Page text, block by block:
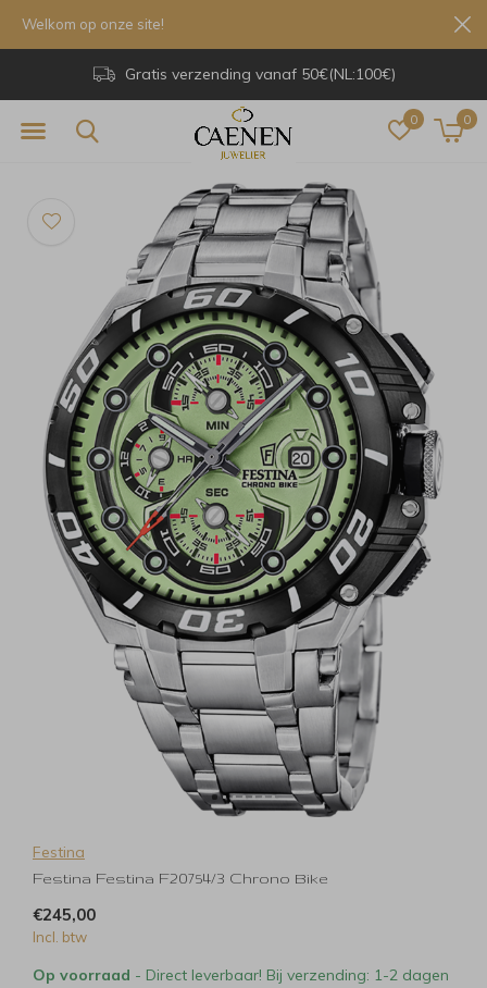
0 0
Gratis verzending vanaf 50€(NL:100€)
Welkom op onze site!
Festina
Festina Festina F20754/3 Chrono Bike
€245,00
Incl. btw
Op voorraad - Direct leverbaar! Bij verzending: 1-2 dagen